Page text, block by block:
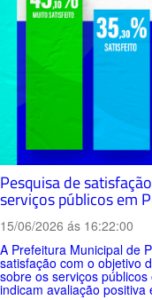
Pesquisa de
serviços públicos em
15/06/2026 ás 16:22:00
A Prefeitura Municipal de
satisfação com o objetivo
sobre os serviços
indicam avaliação